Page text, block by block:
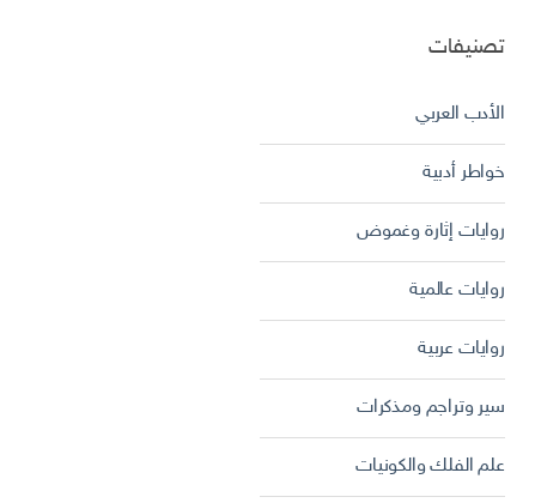
تصنيفات
الأدب العربي
خواطر أدبية
روايات إثارة وغموض
روايات عالمية
روايات عربية
سير وتراجم ومذكرات
علم الفلك والكونيات